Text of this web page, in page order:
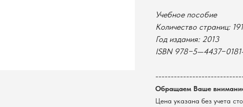
Учебное пособие
Количество страниц: 191
Год издания: 2013
ISBN
Обращаем Ваше
Цена указана без учета